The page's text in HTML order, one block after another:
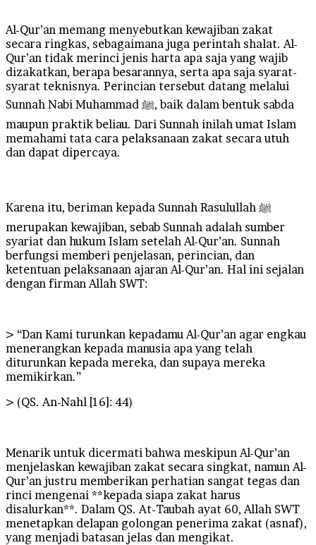
Al-Qur’an memang menyebutkan kewajiban zakat
secara ringkas, sebagaimana juga perintah shalat. Al-
Qur’an tidak merinci jenis harta apa saja yang wajib
dizakatkan, berapa besarannya, serta apa saja syarat-
syarat teknisnya. Perincian tersebut datang melalui
Sunnah Nabi Muhammad ﷺ, baik dalam bentuk sabda
maupun praktik beliau. Dari Sunnah inilah umat Islam
memahami tata cara pelaksanaan zakat secara utuh
dan dapat dipercaya.
Karena itu, beriman kepada Sunnah Rasulullah ﷺ
merupakan kewajiban, sebab Sunnah adalah sumber
syariat dan hukum Islam setelah Al-Qur’an. Sunnah
berfungsi memberi penjelasan, perincian, dan
ketentuan pelaksanaan ajaran Al-Qur’an. Hal ini sejalan
dengan firman Allah SWT:
> “Dan Kami turunkan kepadamu Al-Qur’an agar engkau
menerangkan kepada manusia apa yang telah
diturunkan kepada mereka, dan supaya mereka
memikirkan.”
> (QS. An-Nahl [16]: 44)
Menarik untuk dicermati bahwa meskipun Al-Qur’an
menjelaskan kewajiban zakat secara singkat, namun Al-
Qur’an justru memberikan perhatian sangat tegas dan
rinci mengenai **kepada siapa zakat harus
disalurkan**. Dalam QS. At-Taubah ayat 60, Allah SWT
menetapkan delapan golongan penerima zakat (asnaf),
yang menjadi batasan jelas dan mengikat.